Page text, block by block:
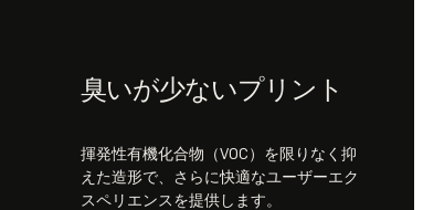
臭いが少ないプリント
揮発性有機化合物（VOC）を限りなく抑
えた造形で、さらに快適なユーザーエク
スペリエンスを提供します。